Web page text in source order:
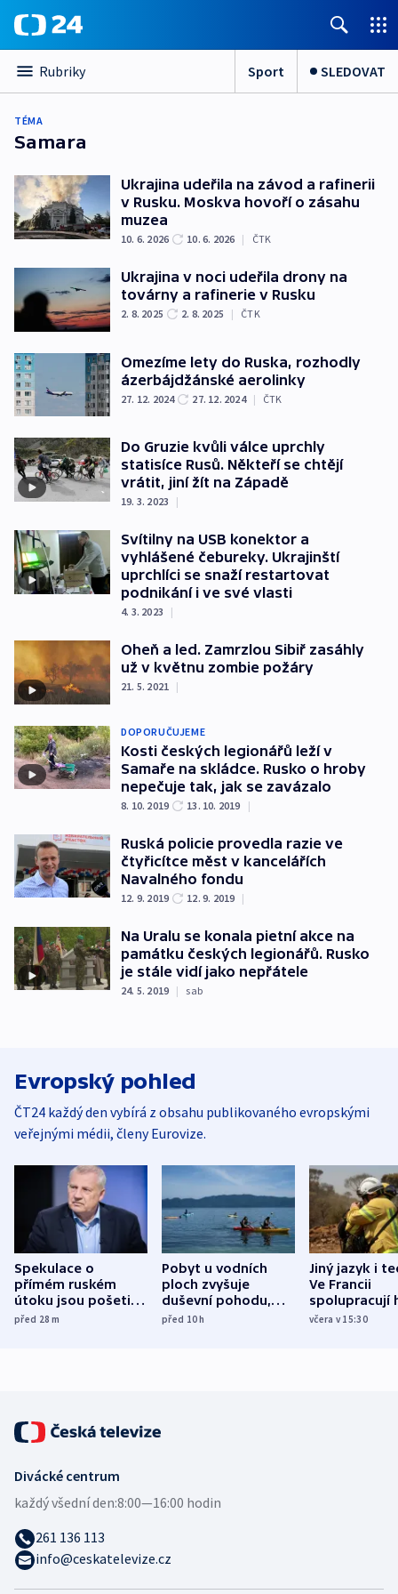
Rubriky Sport SLEDOVAT
TÉMA
Samara
Ukrajina udeřila na závod a rafinerii
v Rusku. Moskva hovoří o zásahu
muzea
10. 6. 2026 10. 6. 2026 | ČTK
Ukrajina v noci udeřila drony na
továrny a rafinerie v Rusku
2. 8. 2025 2. 8. 2025 | ČTK
Omezíme lety do Ruska, rozhodly
ázerbájdžánské aerolinky
27. 12. 2024 27. 12. 2024 | ČTK
Do Gruzie kvůli válce uprchly
statisíce Rusů. Někteří se chtějí
vrátit, jiní žít na Západě
19. 3. 2023 |
Svítilny na USB konektor a
vyhlášené čebureky. Ukrajinští
uprchlíci se snaží restartovat
podnikání i ve své vlasti
4. 3. 2023 |
Oheň a led. Zamrzlou Sibiř zasáhly
už v květnu zombie požáry
21. 5. 2021 |
DOPORUČUJEME
Kosti českých legionářů leží v
Samaře na skládce. Rusko o hroby
nepečuje tak, jak se zavázalo
8. 10. 2019 13. 10. 2019 |
Ruská policie provedla razie ve
čtyřicítce měst v kancelářích
Navalného fondu
12. 9. 2019 12. 9. 2019 |
Na Uralu se konala pietní akce na
památku českých legionářů. Rusko
je stále vidí jako nepřátele
24. 5. 2019 | sab
Evropský pohled
ČT24 každý den vybírá z obsahu publikovaného evropskými
veřejnými médii, členy Eurovize.
Spekulace o
přímém ruském
útoku jsou pošetilé,
míní estonský
před 28m
Pobyt u vodních
ploch zvyšuje
duševní pohodu,
ukázala
před 10h
Jiný jazyk i
Ve Francii
spolupracují
různých zemí
včera v 15:30
Divácké centrum
každý všední den:8:00—16:00 hodin
261 136 113
info@ceskatelevize.cz